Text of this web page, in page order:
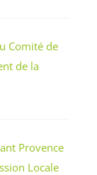
Comité de
de la
Provence
Locale